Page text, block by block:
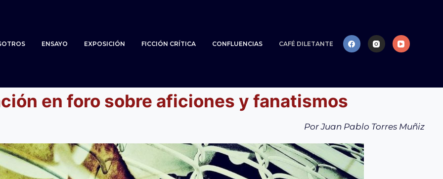
ENSAYO EXPOSICIÓN FICCIÓN CRÍTICA CONFLUENCIAS CAFÉ DILETANTE
en foro sobre aficiones y fanatismos
Por Juan Pablo Torres Muñiz